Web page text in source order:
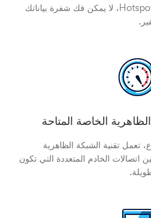
بياناتك الشخصية. مع Hotspot Shield، لا يمكن فك شفرة بياناتك
الخاصة المتاحة
براءة اختراع، تعمل تقنية الشبكة الظاهرية
اتصالات الخادم المتعددة التي تكون